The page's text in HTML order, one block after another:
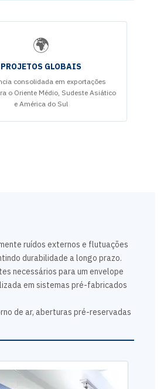
🌍
PROJETOS GLOBAIS
consolidada em exportações
o Oriente Médio, Sudeste Asiático
e América do Sul
ruídos externos e flutuações
durabilidade a longo prazo.
necessários para um envelope
em sistemas pré-fabricados
de ar, aberturas pré-reservadas